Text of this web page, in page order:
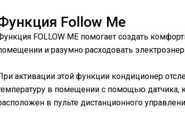
Follow Me
FOLLOW ME помогает создать
и разумно расходовать
активации этой функции кондиционер
в помещении с помощью датчика,
в пульте дистанционного